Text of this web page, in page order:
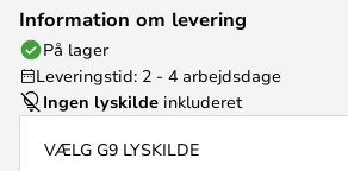
Information om levering
På lager
Leveringstid: 2 - 4 arbejdsdage
Ingen lyskilde inkluderet
VÆLG G9 LYSKILDE